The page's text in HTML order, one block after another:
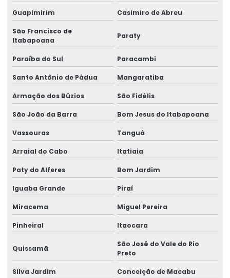
Etiquetas Adesivas Para Festas E Eventos
Etiquetas Adesivas Para Identificação De Produtos
Etiquetas Adesivas Para Produtos
Etiquetas Adesivas Para Produtos Alimentícios
Etiquetas Adesivas Para Roupas E Têxteis
Etiquetas Adesivas Personalizadas
Etiquetas Auto Adesivas Para Vários Segmentos
Etiquetas De Bopp Transparente
Etiquetas De Papel Couchê Fosco E Brilho
Etiquetas De Preço Para Loja
Etiquetas De Qualidade Com Impressão Personalizada
Etiquetas Eletrônicas E Impressas
Etiquetas Em Papel Para Diversos Usos
Guapimirim Casimiro de Abreu
São Francisco de
Itabapoana
Paraty
Paraíba do Sul Paracambi
Santo Antônio de Pádua Mangaratiba
Armação dos Búzios São Fidélis
São João da Barra Bom Jesus do Itabapoana
Vassouras Tanguá
Arraial do Cabo Itatiaia
Paty do Alferes Bom Jardim
Iguaba Grande Piraí
Miracema Miguel Pereira
Pinheiral Itaocara
Quissamã
São José do Vale do Rio
Preto
Silva Jardim Conceição de Macabu